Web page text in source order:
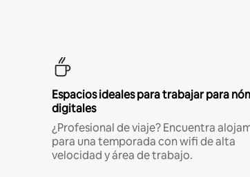
Espacios ideales para trabajar para
digitales
¿Profesional de viaje? Encuentra
para una temporada con wifi de alta
velocidad y área de trabajo.